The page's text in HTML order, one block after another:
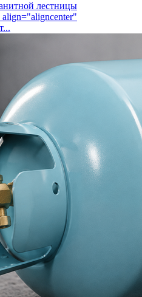
лестницы